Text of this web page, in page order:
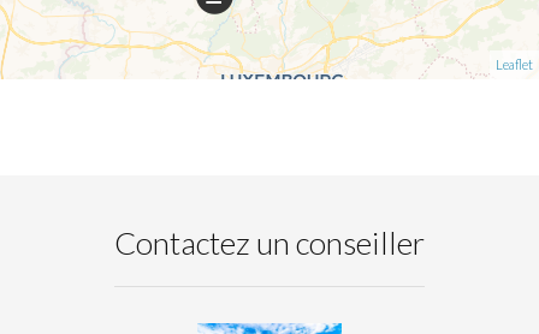
Leaflet
Contactez un conseiller